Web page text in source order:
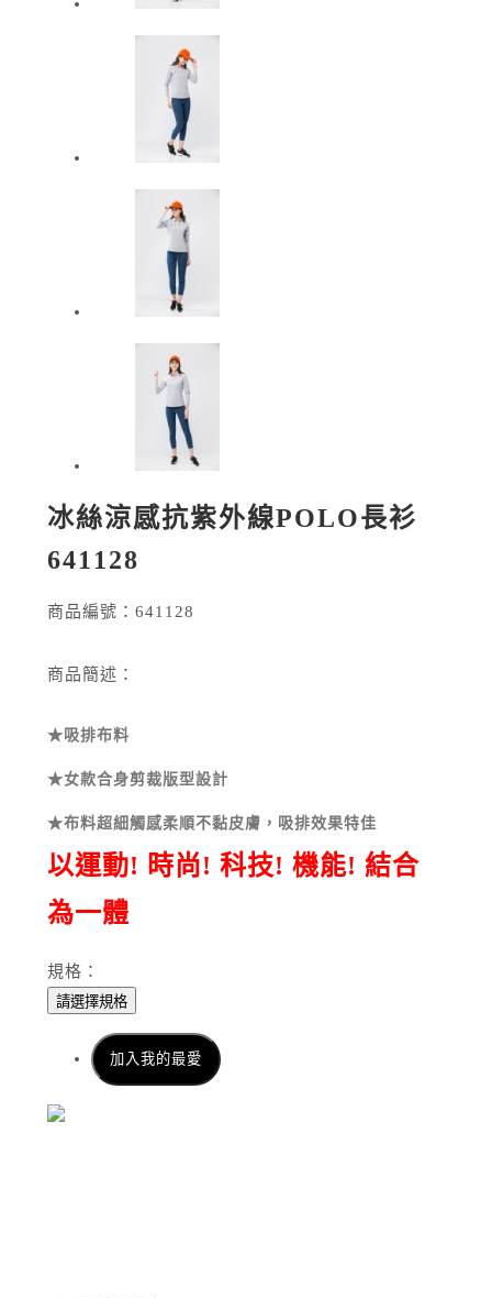
冰絲涼感抗紫外線POLO長衫
641128
商品編號： 641128
商品簡述：
★吸排布料
★女款合身剪裁版型設計
★布料超細觸感柔順不黏皮膚，吸排效果特佳
以運動! 時尚! 科技! 機能! 結合
為一體
規格：
請選擇規格
加入我的最愛